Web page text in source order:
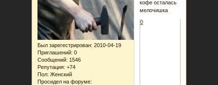
Был зарегестрирован: 2010-04-19
Приглашений: 0
Сообщений: 1546
Репутация: +74
Пол: Женский
Просидел на форуме:
кофе осталась
мелочишка
0